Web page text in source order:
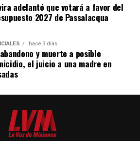
adelantó que votará a favor del
2027 de Passalacqua
hace 3 días
y muerte a posible
el juicio a una madre en